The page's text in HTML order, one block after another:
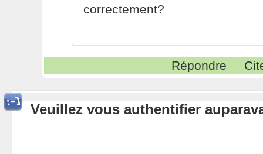
correctement?
Répondre
Veuillez vous authentifier